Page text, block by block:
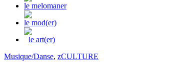
le melomaner
le mod(er)
le art(er)
Musique/Danse, zCULTURE